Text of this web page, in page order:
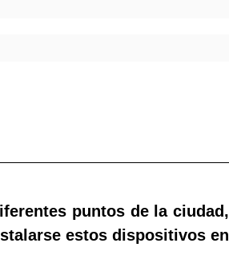
puntos de la ciudad,
estos dispositivos en